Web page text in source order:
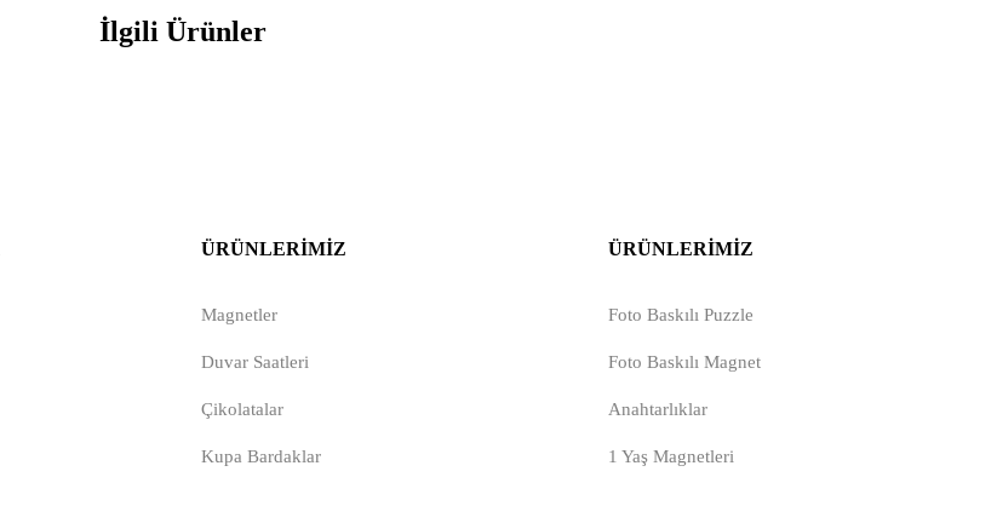
İlgili Ürünler
ÜRÜNLERIMIZ
Magnetler
Duvar Saatleri
Çikolatalar
Kupa Bardaklar
ÜRÜNLERIMIZ
Foto Baskılı Puzzle
Foto Baskılı Magnet
Anahtarlıklar
1 Yaş Magnetleri